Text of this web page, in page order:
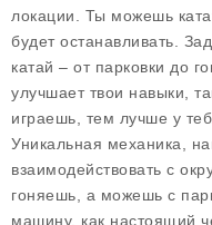
локации. Ты можешь
будет останавливать.
катай – от парковки до
улучшает твои навыки,
играешь, тем лучше у
Уникальная механика,
взаимодействовать с
гоняешь, а можешь с
машину, как настоящий